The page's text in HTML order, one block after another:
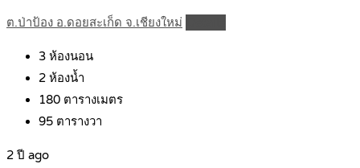
ต.ป่าป้อง อ.ดอยสะเก็ด จ.เชียงใหม่
3 ห้องนอน
2 ห้องน้ำ
180 ตารางเมตร
95 ตารางวา
2 ปี ago